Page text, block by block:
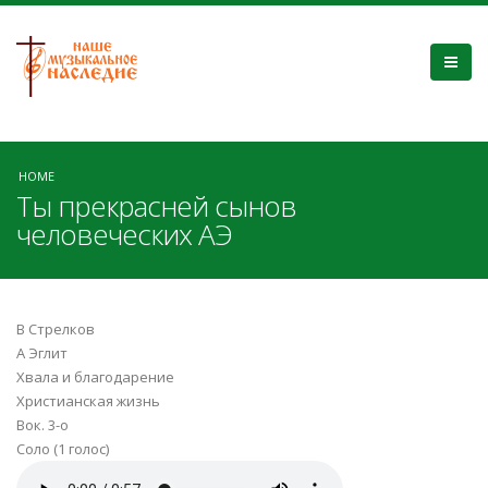
HOME
Ты прекрасней сынов
человеческих АЭ
В Стрелков
А Эглит
Хвала и благодарение
Христианская жизнь
Вок. 3-о
Соло (1 голос)